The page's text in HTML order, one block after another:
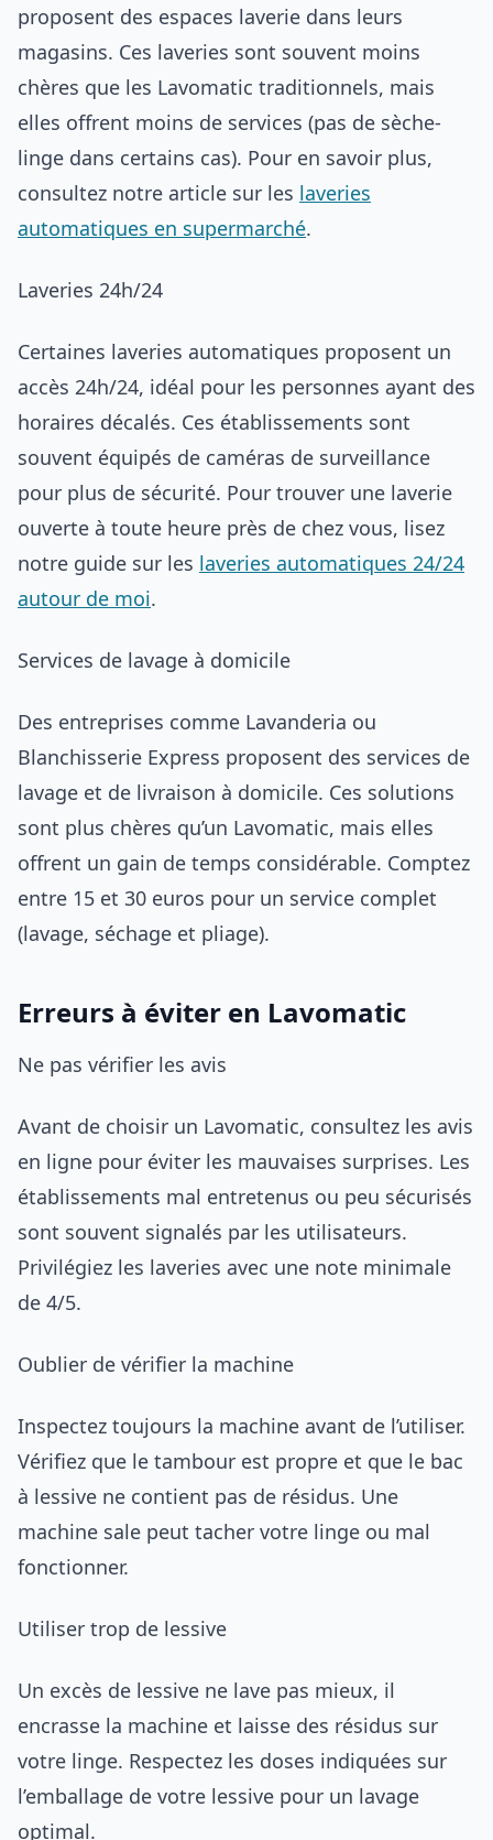
proposent des espaces laverie dans leurs
magasins. Ces laveries sont souvent moins
chères que les Lavomatic traditionnels, mais
elles offrent moins de services (pas de sèche-
linge dans certains cas). Pour en savoir plus,
consultez notre article sur les laveries
automatiques en supermarché.
Laveries 24h/24
Certaines laveries automatiques proposent un
accès 24h/24, idéal pour les personnes ayant des
horaires décalés. Ces établissements sont
souvent équipés de caméras de surveillance
pour plus de sécurité. Pour trouver une laverie
ouverte à toute heure près de chez vous, lisez
notre guide sur les laveries automatiques 24/24
autour de moi.
Services de lavage à domicile
Des entreprises comme Lavanderia ou
Blanchisserie Express proposent des services de
lavage et de livraison à domicile. Ces solutions
sont plus chères qu’un Lavomatic, mais elles
offrent un gain de temps considérable. Comptez
entre 15 et 30 euros pour un service complet
(lavage, séchage et pliage).
Erreurs à éviter en Lavomatic
Ne pas vérifier les avis
Avant de choisir un Lavomatic, consultez les avis
en ligne pour éviter les mauvaises surprises. Les
établissements mal entretenus ou peu sécurisés
sont souvent signalés par les utilisateurs.
Privilégiez les laveries avec une note minimale
de 4/5.
Oublier de vérifier la machine
Inspectez toujours la machine avant de l’utiliser.
Vérifiez que le tambour est propre et que le bac
à lessive ne contient pas de résidus. Une
machine sale peut tacher votre linge ou mal
fonctionner.
Utiliser trop de lessive
Un excès de lessive ne lave pas mieux, il
encrasse la machine et laisse des résidus sur
votre linge. Respectez les doses indiquées sur
l’emballage de votre lessive pour un lavage
optimal.